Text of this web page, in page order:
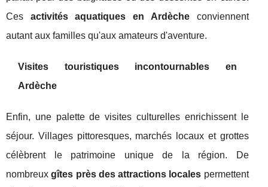
Ces activités aquatiques en Ardècheconviennent
autant aux familles qu'aux amateurs d'aventure.
Visites touristiques incontournables en
Ardèche
Enfin, une palette de visites culturelles enrichissent le
séjour. Villages pittoresques, marchés locaux et grottes
célèbrent le patrimoine unique de la région. De
nombreuxgîtes près des attractions locales permettent